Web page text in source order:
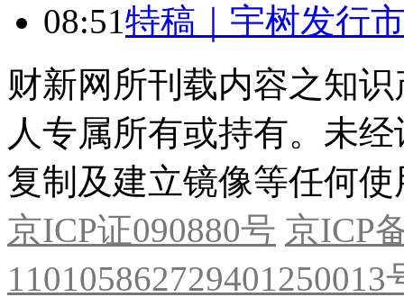
08:51特稿｜宇树发行
财新网所刊载内容之知
人专属所有或持有。未
复制及建立镜像等任何使
京ICP证090880号 京ICP